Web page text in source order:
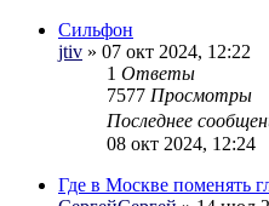
Сильфон
jtiv » 07 окт 2024, 12:22
1 Ответы
7577 Просмотры
Последнее
08 окт 2024, 12:24
Где в Москве поменять